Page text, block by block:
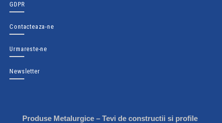
GDPR
Contacteaza-ne
Urmareste-ne
Newsletter
Produse Metalurgice – Tevi de constructii si profile